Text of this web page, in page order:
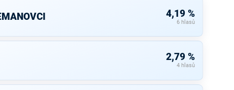
4,19 %
6 hlasů
2,79 %
4 hlasů